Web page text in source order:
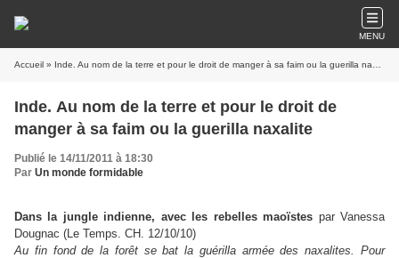
MENU
Accueil » Inde. Au nom de la terre et pour le droit de manger à sa faim ou la guerilla naxalite
Inde. Au nom de la terre et pour le droit de
manger à sa faim ou la guerilla naxalite
Publié le 14/11/2011 à 18:30
Par Un monde formidable
Dans la jungle indienne, avec les rebelles maoïstes par Vanessa
Dougnac (Le Temps. CH. 12/10/10)
Au fin fond de la forêt se bat la guérilla armée des naxalites. Pour